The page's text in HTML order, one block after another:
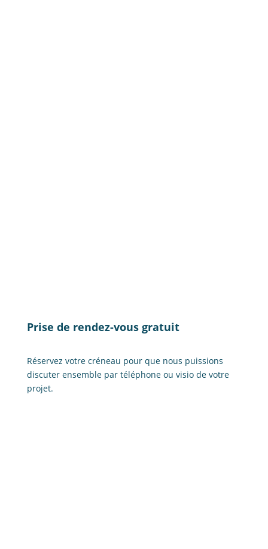
Prise de rendez-vous gratuit
Réservez votre créneau pour que nous puissions
discuter ensemble par téléphone ou visio de votre
projet.